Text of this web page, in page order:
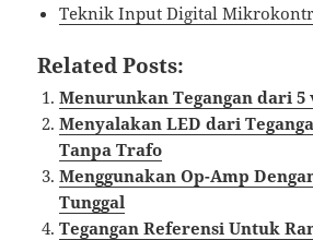
Teknik Input Digital
Related Posts:
Menurunkan Tegangan dari 5
Menyalakan LED dari
Tanpa Trafo
Menggunakan Op-Amp
Tunggal
Tegangan Referensi Untuk